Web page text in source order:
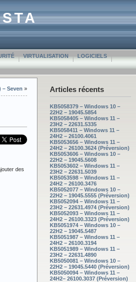
VIRTUALISATION LOGICIELS
Articles récents
KB5058379 – Windows 10 –
22H2 – 19045.5854
KB5058405 – Windows 11 –
23H2 – 22631.5335
KB5058411 – Windows 11 –
24H2 – 26100.4061
KB5053656 – Windows 11 –
24H2 – 26100.3624 (Préversion)
KB5053606 – Windows 10 –
22H2 – 19045.5608
KB5053602 – Windows 11 –
23H2 – 22631.5039
KB5053598 – Windows 11 –
24H2 – 26100.3476
KB5052077 – Windows 10 –
22H2 – 19045.5555 (Préversion)
KB5052094 – Windows 11 –
23H2 – 22631.4974 (Préversion)
KB5052093 – Windows 11 –
24H2 – 26100.3323 (Préversion)
KB5051974 – Windows 10 –
22H2 – 19045.5487
KB5051987 – Windows 11 –
24H2 – 26100.3194
KB5051989 – Windows 11 –
23H2 – 22631.4890
KB5050081 – Windows 10 –
22H2 – 19045.5440 (Préversion)
KB5050094 – Windows 11 –
24H2– 26100.3037 (Préversion)
Seven »
des